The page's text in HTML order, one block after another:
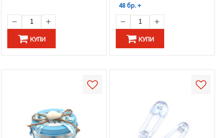
КУПИ
48 бр. +
КУПИ